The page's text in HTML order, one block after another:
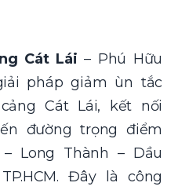
Cát Lái – Phú Hữu
pháp giảm ùn tắc
Cát Lái, kết nối
đường trọng điểm
Long Thành – Dầu
Đây là công